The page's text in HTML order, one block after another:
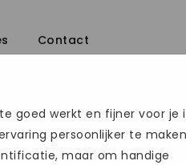
Contact
goed werkt en fijner voor je
persoonlijker te
maar om handige